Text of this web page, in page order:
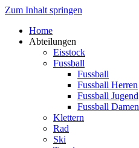
Zum Inhalt springen
Home
Abteilungen
Eisstock
Fussball
Fussball
Fussball Herren
Fussball Jugend
Fussball Damen
Klettern
Rad
Ski